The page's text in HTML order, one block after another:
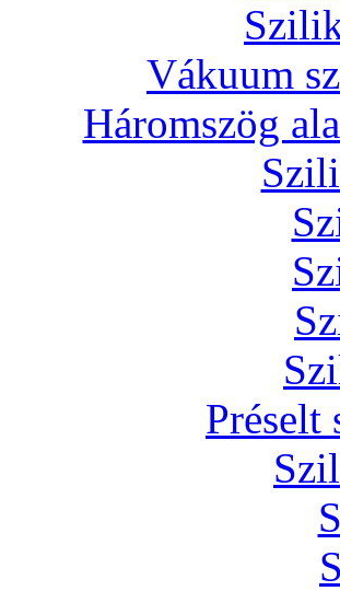
Vákuum
Háromszög
Préselt